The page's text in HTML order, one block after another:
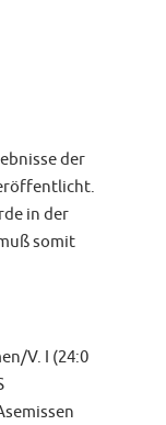
der
in der
somit
V. I (24:0